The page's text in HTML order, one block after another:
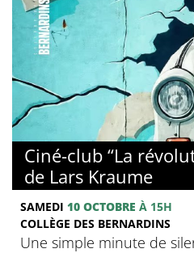
Ciné-club “La
de Lars Kraume
SAMEDI 10 OCTOBRE À 15H
COLLÈGE DES BERNARDINS
Une simple minute de